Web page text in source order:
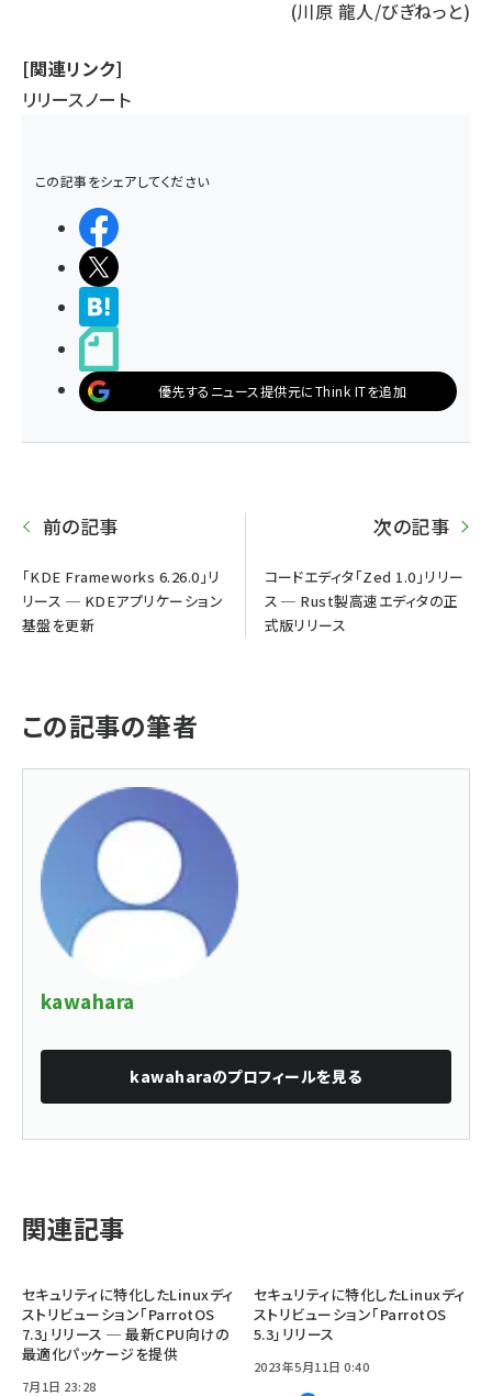
(川原 龍人/びぎねっと)
[関連リンク]
リリースノート
この記事をシェアしてください
優先するニュース提供元にThink ITを追加
前の記事
「KDE Frameworks 6.26.0」リ
リース ─ KDEアプリケーション
基盤を更新
次の記事
コードエディタ「Zed 1.0」リリー
ス ─ Rust製高速エディタの正
式版リリース
この記事の筆者
kawahara
kawaharaのプロフィールを見る
関連記事
セキュリティに特化したLinuxディ
ストリビューション「ParrotOS
7.3」リリース ─ 最新CPU向けの
最適化パッケージを提供
7月1日 23:28
セキュリティに特化したLinuxディ
ストリビューション「ParrotOS
5.3」リリース
2023年5月11日 0:40